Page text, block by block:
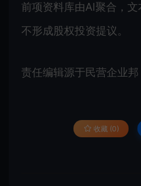
前项资料库由AI聚合，文
不形成股权投资提议。
责任编辑源于民营企业邦
收藏 (0)